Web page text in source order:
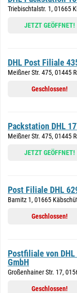
Triebischtalstr. 1, 01665
JETZT GEÖFFNET!
DHL Post Filiale
Meißner Str. 475, 01445
Geschlossen!
Packstation DHL
Meißner Str. 475, 01445
JETZT GEÖFFNET!
Post Filiale DHL
Barnitz 1, 01665
Geschlossen!
Postfiliale von
GmbH
Großenhainer Str. 17,
Geschlossen!